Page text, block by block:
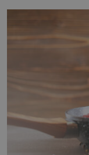
Když se ke mně